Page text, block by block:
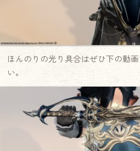
ほんのりの光り具合はぜひ下の動
い。